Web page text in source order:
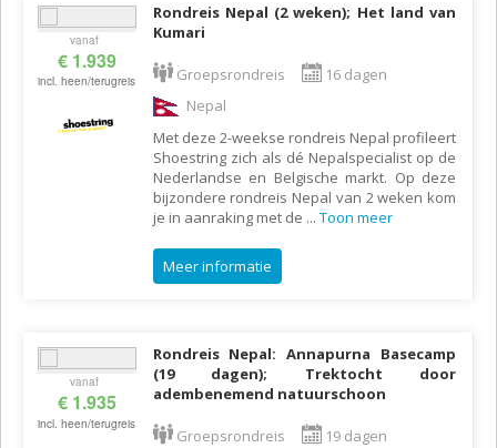
vanaf
€ 1.939
incl. heen/terugreis
Rondreis Nepal (2 weken); Het land van
Kumari
Groepsrondreis
16 dagen
Nepal
Met deze 2-weekse rondreis Nepal profileert
Shoestring zich als dé Nepalspecialist op de
Nederlandse en Belgische markt. Op deze
bijzondere rondreis Nepal van 2 weken kom
je in aanraking met de ... Toon meer
Meer informatie
vanaf
€ 1.935
incl. heen/terugreis
Rondreis Nepal: Annapurna Basecamp
(19 dagen); Trektocht door
adembenemend natuurschoon
Groepsrondreis
19 dagen